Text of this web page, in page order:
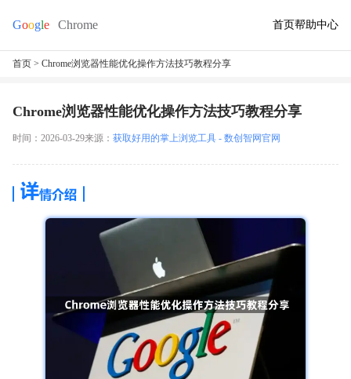
首页帮助中心
首页 > Chrome浏览器性能优化操作方法技巧教程分享
Chrome浏览器性能优化操作方法技巧教程分享
时间：2026-03-29来源： 获取好用的掌上浏览工具 - 数创智网官网